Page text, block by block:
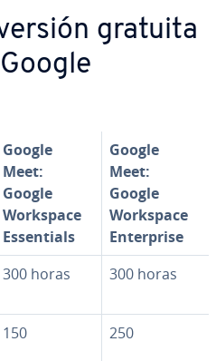
gratuita
Google
Meet:
Google
Workspace
Es­se­n­tia­ls
Google
Meet:
Google
Workspace
En­te­r­pri­se
300 horas 300 horas
150 250